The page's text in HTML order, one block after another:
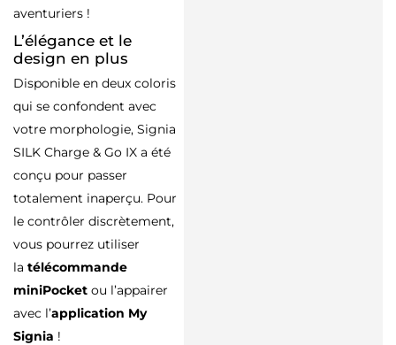
aventuriers !
L’élégance et le
design en plus
Disponible en deux coloris
qui se confondent avec
votre morphologie, Signia
SILK Charge & Go IX a été
conçu pour passer
totalement inaperçu. Pour
le contrôler discrètement,
vous pourrez utiliser
la télécommande
miniPocket ou l’appairer
avec l’application My
Signia !